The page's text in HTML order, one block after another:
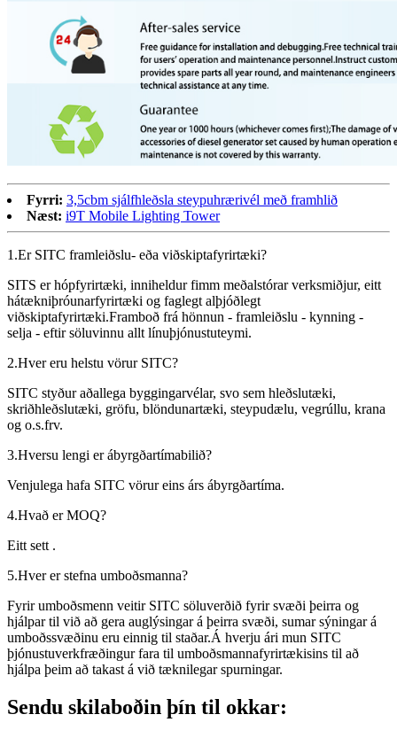
Fyrri: 3,5cbm sjálfhleðsla steypuhrærivél með framhlið
Næst: i9T Mobile Lighting Tower
1.Er SITC framleiðslu- eða viðskiptafyrirtæki?
SITS er hópfyrirtæki, inniheldur fimm meðalstórar verksmiðjur, eitt
hátækniþróunarfyrirtæki og faglegt alþjóðlegt
viðskiptafyrirtæki.Framboð frá hönnun - framleiðslu - kynning -
selja - eftir söluvinnu allt línuþjónustuteymi.
2.Hver eru helstu vörur SITC?
SITC styður aðallega byggingarvélar, svo sem hleðslutæki,
skriðhleðslutæki, gröfu, blöndunartæki, steypudælu, vegrúllu, krana
og o.s.frv.
3.Hversu lengi er ábyrgðartímabilið?
Venjulega hafa SITC vörur eins árs ábyrgðartíma.
4.Hvað er MOQ?
Eitt sett .
5.Hver er stefna umboðsmanna?
Fyrir umboðsmenn veitir SITC söluverðið fyrir svæði þeirra og
hjálpar til við að gera auglýsingar á þeirra svæði, sumar sýningar á
umboðssvæðinu eru einnig til staðar.Á hverju ári mun SITC
þjónustuverkfræðingur fara til umboðsmannafyrirtækisins til að
hjálpa þeim að takast á við tæknilegar spurningar.
Sendu skilaboðin þín til okkar: